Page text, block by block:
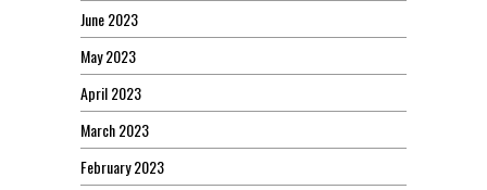
June 2023
May 2023
April 2023
March 2023
February 2023